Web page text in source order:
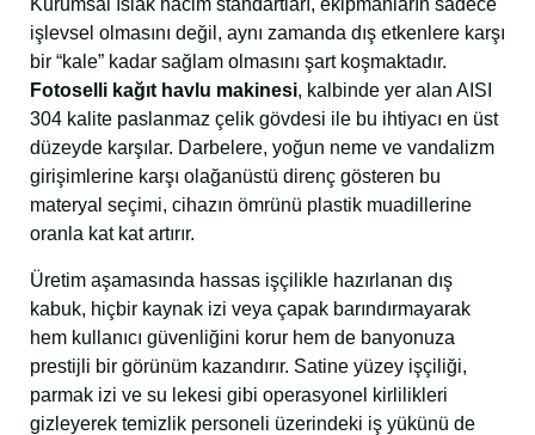
Kurumsal ıslak hacim standartları, ekipmanların sadece
işlevsel olmasını değil, aynı zamanda dış etkenlere karşı
bir “kale” kadar sağlam olmasını şart koşmaktadır.
Fotoselli kağıt havlu makinesi, kalbinde yer alan AISI
304 kalite paslanmaz çelik gövdesi ile bu ihtiyacı en üst
düzeyde karşılar. Darbelere, yoğun neme ve vandalizm
girişimlerine karşı olağanüstü direnç gösteren bu
materyal seçimi, cihazın ömrünü plastik muadillerine
oranla kat kat artırır.
Üretim aşamasında hassas işçilikle hazırlanan dış
kabuk, hiçbir kaynak izi veya çapak barındırmayarak
hem kullanıcı güvenliğini korur hem de banyonuza
prestijli bir görünüm kazandırır. Satine yüzey işçiliği,
parmak izi ve su lekesi gibi operasyonel kirlilikleri
gizleyerek temizlik personeli üzerindeki iş yükünü de